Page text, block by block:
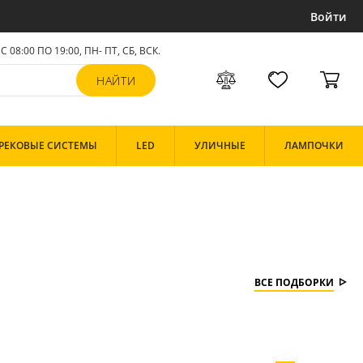
Войти
С 08:00 ПО 19:00, ПН- ПТ,СБ, ВСК.
СИСТЕМЫ LED УЛИЧНЫЕ ЛАМПОЧКИ
ВСЕ ПОДБОРКИ